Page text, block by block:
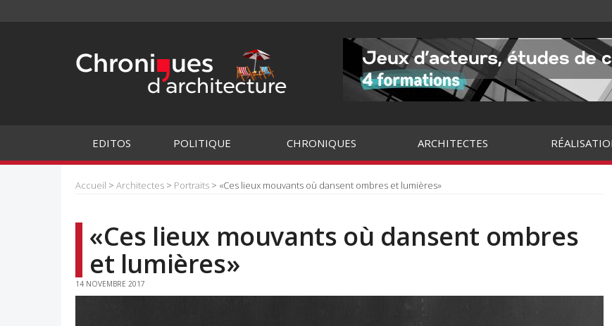
EDITOS POLITIQUE CHRONIQUES ARCHITECTES
Accueil > Architectes > Portraits > «Ces lieux mouvants où dansent ombres et lumières»
«Ces lieux mouvants où dansent ombres
et lumières»
14 NOVEMBRE 2017